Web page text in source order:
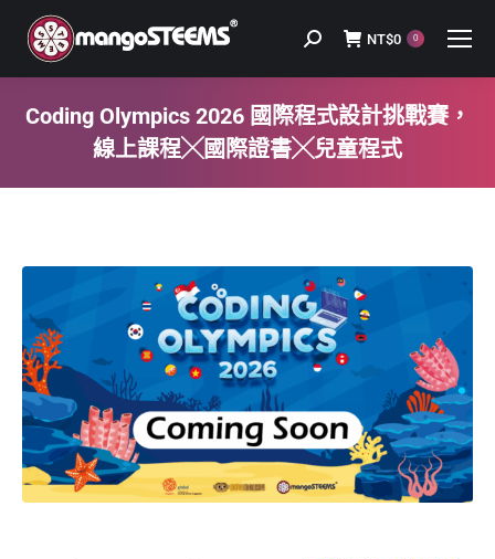
Search: NT$0 0
Coding Olympics 2026 國際程式設計挑戰賽，
線上課程╳國際證書╳兒童程式